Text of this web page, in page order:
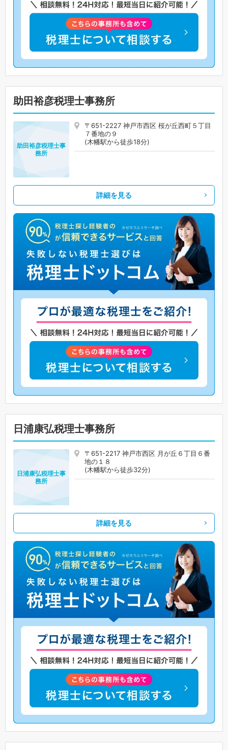
助田裕彦税理士事務所
〒651-2227 神戸市西区 桜が丘西町５丁目
７番地の９
(木幡駅から徒歩18分)
助田裕彦税理士事
務所
詳細を見る
日浦康弘税理士事務所
〒651-2217 神戸市西区 月が丘６丁目６番
地の１８
(木幡駅から徒歩32分)
日浦康弘税理士事
務所
詳細を見る